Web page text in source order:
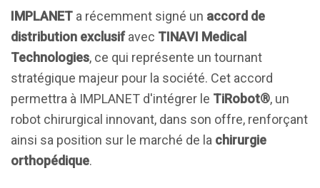
IMPLANET a récemment signé un accord de
distribution exclusifavec TINAVI Medical
Technologies, ce qui représente un tournant
stratégique majeur pour la société. Cet accord
permettra à IMPLANET d'intégrer le TiRobot®, un
robot chirurgical innovant, dans son offre, renforçant
ainsi sa position sur le marché de la chirurgie
orthopédique.